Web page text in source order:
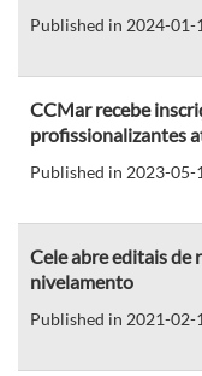
Published in 2024-
CCMar recebe
profissionalizantes
Published in 2023-
Cele abre editais de
nivelamento
Published in 2021-